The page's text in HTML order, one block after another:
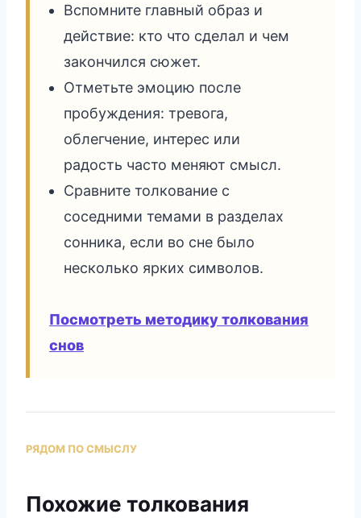
Вспомните главный образ и
действие: кто что сделал и чем
закончился сюжет.
Отметьте эмоцию после
пробуждения: тревога,
облегчение, интерес или
радость часто меняют смысл.
Сравните толкование с
соседними темами в разделах
сонника, если во сне было
несколько ярких символов.
Посмотреть методику толкования
снов
РЯДОМ ПО СМЫСЛУ
Похожие толкования